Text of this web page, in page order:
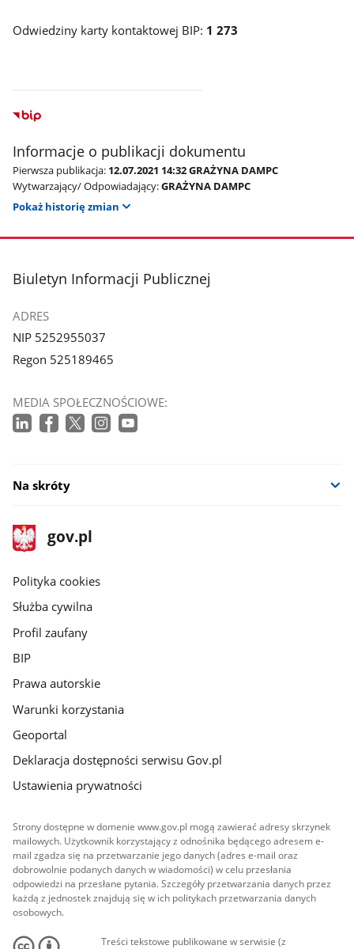
Odwiedziny karty kontaktowej BIP: 1 273
Informacje o publikacji dokumentu
Pierwsza publikacja: 12.07.2021 14:32 GRAŻYNA DAMPC
Wytwarzający/ Odpowiadający:GRAŻYNA DAMPC
Pokaż historię zmian
stopka
Biuletyn Informacji Publicznej
ADRES
NIP 5252955037
Regon 525189465
MEDIA SPOŁECZNOŚCIOWE:
Na skróty
stopka
gov.pl
Strona
gov.pl
gov.pl
Polityka cookies
Służba cywilna
Profil zaufany
BIP
Prawa autorskie
Warunki korzystania
Geoportal
Deklaracja dostępności serwisu Gov.pl
Ustawienia prywatności
Strony dostępne w domenie www.gov.pl mogą zawierać adresy skrzynek
mailowych. Użytkownik korzystający z odnośnika będącego adresem e-
mail zgadza się na przetwarzanie jego danych (adres e-mail oraz
dobrowolnie podanych danych w wiadomości) w celu przesłania
odpowiedzi na przesłane pytania. Szczegóły przetwarzania danych przez
każdą z jednostek znajdują się w ich politykach przetwarzania danych
osobowych.
Treści tekstowe publikowane w serwisie (z